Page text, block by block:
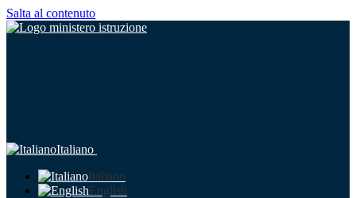
Salta al contenuto
Italiano
Italiano
English